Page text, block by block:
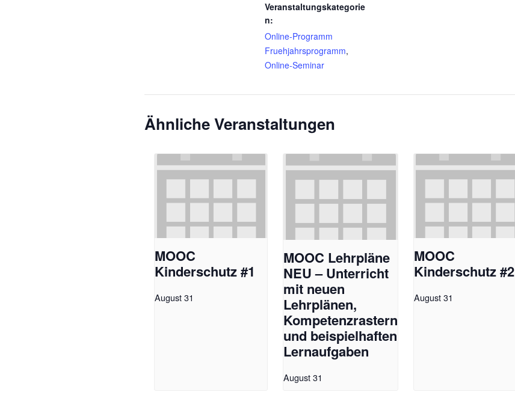
Veranstaltungskategorie
n:
Online-Programm
Fruehjahrsprogramm,
Online-Seminar
Ähnliche Veranstaltungen
MOOC
Kinderschutz #1
August 31
MOOC Lehrpläne
NEU – Unterricht
mit neuen
Lehrplänen,
Kompetenzrastern
und beispielhaften
Lernaufgaben
August 31
MOOC
Kinderschutz #2
August 31